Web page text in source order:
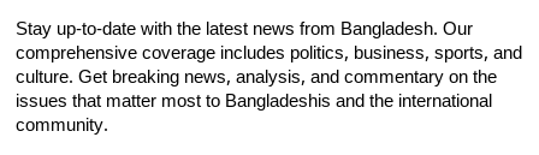
Stay up-to-date with the latest news from Bangladesh. Our
comprehensive coverage includes politics, business, sports, and
culture. Get breaking news, analysis, and commentary on the
issues that matter most to Bangladeshis and the international
community.